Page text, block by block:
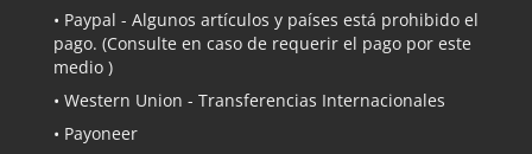
• Paypal - Algunos artículos y países está prohibido el
pago. (Consulte en caso de requerir el pago por este
medio )
• Western Union - Transferencias Internacionales
• Payoneer